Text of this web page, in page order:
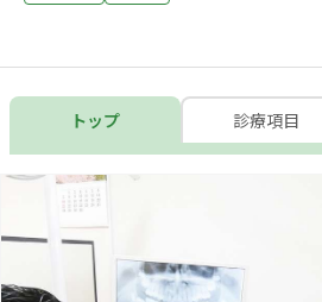
トップ 診療項目